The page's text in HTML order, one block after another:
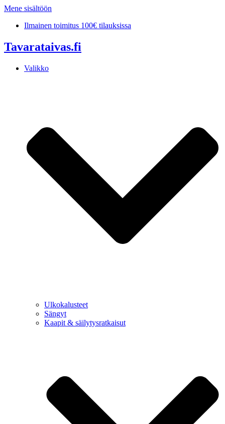
Mene sisältöön
Ilmainen toimitus 100€ tilauksissa
Tavarataivas.fi
Valikko
Ulkokalusteet
Sängyt
Kaapit & säilytysratkaisut